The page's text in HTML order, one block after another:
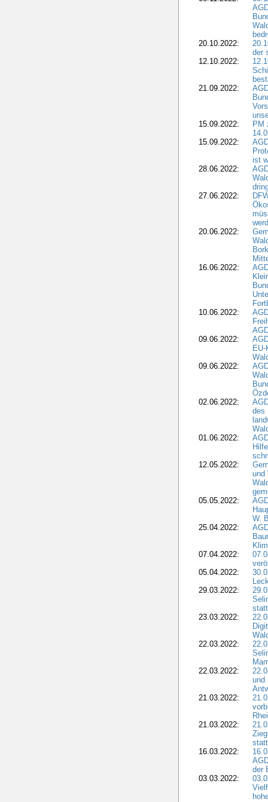
20.10.2022:
der
12.10.2022:
21.09.2022:
15.09.2022:
PM
15.09.2022:
ist
28.06.2022:
27.06.2022:
20.06.2022:
16.06.2022:
10.06.2022:
09.06.2022:
09.06.2022:
02.06.2022:
des
01.06.2022:
12.05.2022:
und
05.05.2022:
W.
25.04.2022:
07.04.2022:
05.04.2022:
29.03.2022:
23.03.2022:
22.03.2022:
22.03.2022:
und
21.03.2022:
21.03.2022:
16.03.2022:
der
03.03.2022: